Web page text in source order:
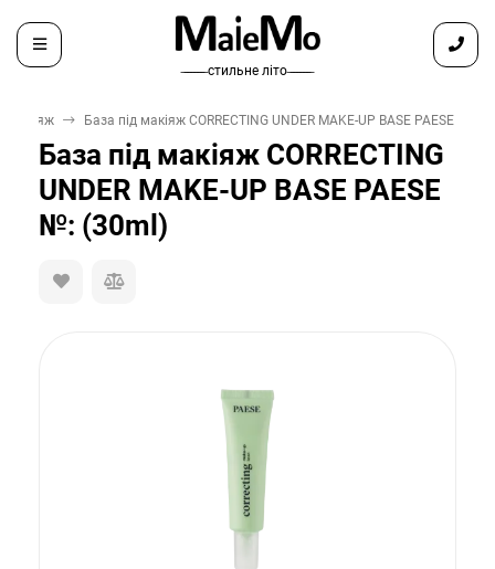
̶ ̶ ̶ ̶ ̶ ̶ ̶ стильне літо ̶ ̶ ̶ ̶ ̶ ̶ ̶
макіяж База під макіяж CORRECTING UNDER MAKE-UP BASE PAESE №:
База під макіяж CORRECTING
UNDER MAKE-UP BASE PAESE
№: (30ml)